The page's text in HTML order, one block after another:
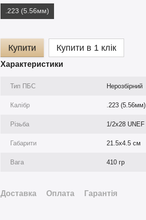
.223 (5.56мм)
Купити Купити в 1 клік
Характеристики
Тип ПБС Нерозбірний
Калібр .223 (5.56мм)
Різьба 1/2x28 UNEF
Габарити 21.5х4.5 см
Вага 410 гр
Доставка Оплата Гарантія